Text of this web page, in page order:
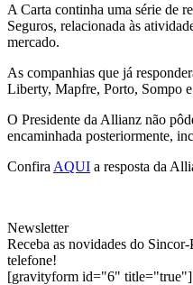
A Carta continha uma série de
Seguros, relacionada às
mercado.
As companhias que já
Liberty, Mapfre, Porto, Sompo
O Presidente da Allianz não
encaminhada posteriormente,
Confira AQUI a resposta da
Newsletter
Receba as novidades do
telefone!
[gravityform id="6" title="true"]